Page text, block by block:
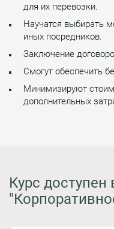
для их перевозки.
Научатся выбирать
иных посредников.
Заключение
Смогут обеспечить
Минимизируют
дополнительных
Курс